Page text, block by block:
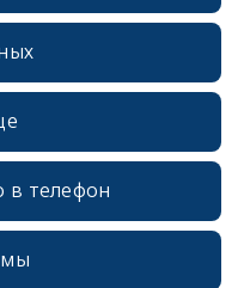
в телефон